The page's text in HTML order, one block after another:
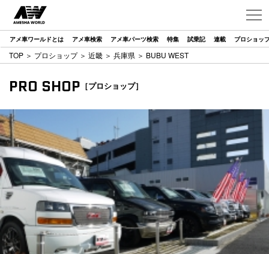
アメ車ワールドとは アメ車検索 アメ車パーツ検索 特集 試乗記 連載 プロショッ
TOP ＞ プロショップ＞ 近畿 ＞ 兵庫県 ＞ BUBU WEST
PRO SHOP ［プロショップ］